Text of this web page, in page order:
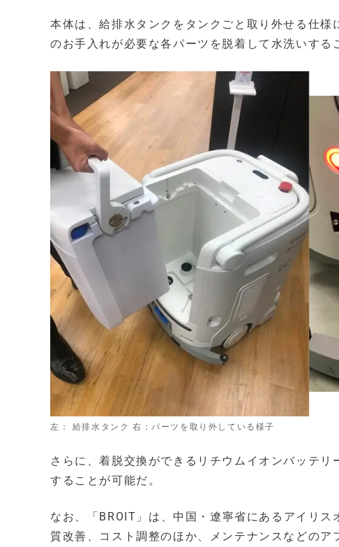
本体は、給排水タンクをタンクごと取り外せる仕
のお手入れが必要な各パーツを脱着して水洗いする
左： 給排水タンク 右：パーツを取り外している様子
さらに、着脱交換ができるリチウムイオンバッテ
することが可能だ。
なお、「BROIT」は、中国・遼寧省にあるアイリ
質改善、コスト調整のほか、メンテナンスなどのア